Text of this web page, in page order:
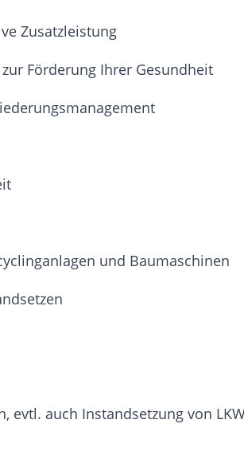
Zusatzleistung
Förderung Ihrer Gesundheit
und Baumaschinen
evtl. auch Instandsetzung von